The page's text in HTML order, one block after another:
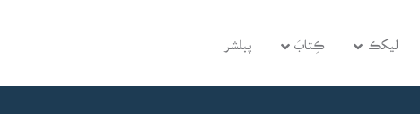
ليکڪ ڪِتابَ پبلشر